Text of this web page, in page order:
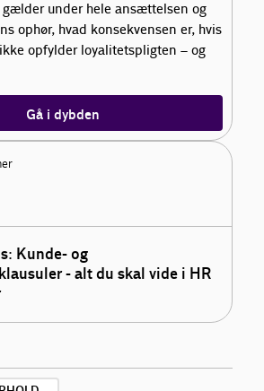
under hele ansættelsen og
ophør, hvad konsekvensen er, hvis
opfylder loyalitetspligten – og
Gå i dybden
Kunde- og
- alt du skal vide i HR